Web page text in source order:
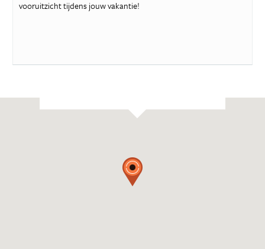
vooruitzicht tijdens jouw vakantie!